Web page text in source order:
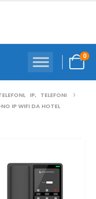
0
, IP, TELEFONI
IP WIFI DA HOTEL